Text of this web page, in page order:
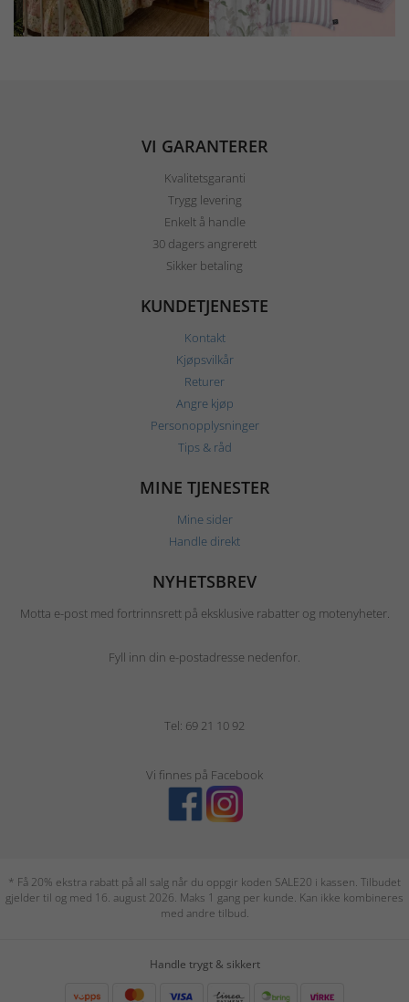
VI GARANTERER
Kvalitetsgaranti
Trygg levering
Enkelt å handle
30 dagers angrerett
Sikker betaling
KUNDETJENESTE
Kontakt
Kjøpsvilkår
Returer
Angre kjøp
Personopplysninger
Tips & råd
MINE TJENESTER
Mine sider
Handle direkt
NYHETSBREV
Motta e-post med fortrinnsrett på eksklusive rabatter og motenyheter.
Fyll inn din e-postadresse nedenfor.
Tel: 69 21 10 92
Vi finnes på Facebook
* Få 20% ekstra rabatt på all salg når du oppgir koden SALE20 i kassen. Tilbudet
gjelder til og med 16. august 2026. Maks 1 gang per kunde. Kan ikke kombineres
med andre tilbud.
Handle trygt & sikkert